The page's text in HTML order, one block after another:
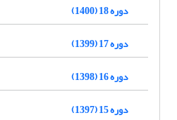
دوره 18 (1400)
دوره 17 (1399)
دوره 16 (1398)
دوره 15 (1397)